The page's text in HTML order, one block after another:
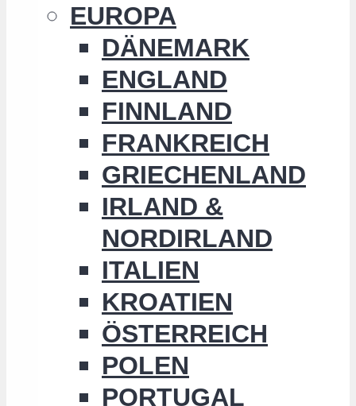
EUROPA
DÄNEMARK
ENGLAND
FINNLAND
FRANKREICH
GRIECHENLAND
IRLAND &
NORDIRLAND
ITALIEN
KROATIEN
ÖSTERREICH
POLEN
PORTUGAL